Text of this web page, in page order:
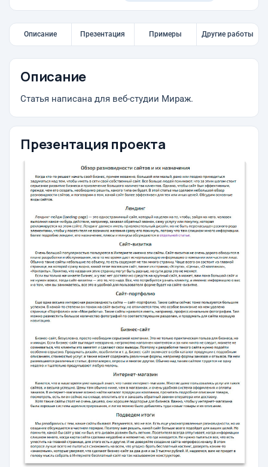
Описание Презентация Примеры Другие работы
Описание
Статья написана для веб-студии Мираж.
Презентация проекта